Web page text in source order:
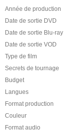
Année de production
Date de sortie DVD
Date de sortie Blu-ray
Date de sortie VOD
Type de film
Secrets de tournage
Budget
Langues
Format production
Couleur
Format audio